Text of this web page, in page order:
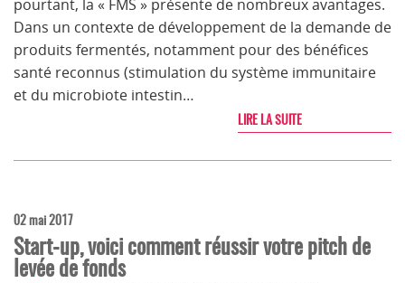
pourtant, la « FMS » présente de nombreux avantages.
Dans un contexte de développement de la demande de
produits fermentés, notamment pour des bénéfices
santé reconnus (stimulation du système immunitaire
et du microbiote intestin…
LIRE LA SUITE
02 mai 2017
Start-up, voici comment réussir votre pitch de
levée de fonds